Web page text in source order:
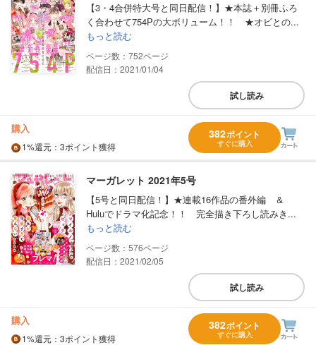
【3・4合併特大号と同日配信！】★本誌＋別冊ふろ
く合わせて754Pの大ボリューム！！ ★オビとの...
もっと読む
752
配信日：2021/01/04
試し読み
購入
1%還元 ：3ポイント獲得
382ポイント
すぐに購入
マーガレット 2021年5号
【5号と同日配信！】★連載16作品の番外編 ＆
Huluでドラマ化記念！！ 完全描き下ろし読みき...
もっと読む
576
配信日：2021/02/05
試し読み
購入
1%還元 ：3ポイント獲得
382ポイント
すぐに購入